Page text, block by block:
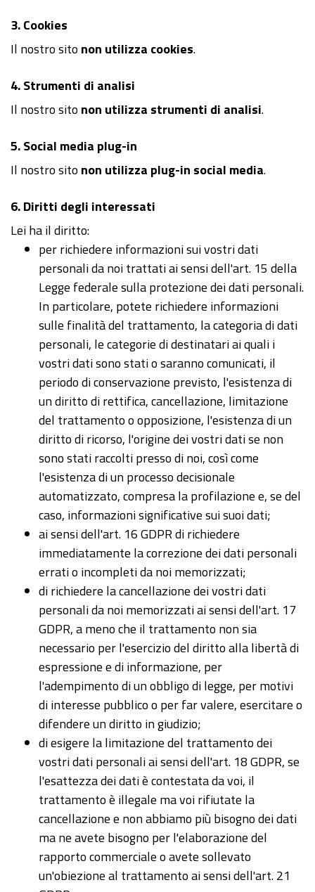
3. Cookies
Il nostro sito non utilizza cookies.
4. Strumenti di analisi
Il nostro sito non utilizza strumenti di analisi.
5. Social media plug-in
Il nostro sito non utilizza plug-in social media.
6. Diritti degli interessati
Lei ha il diritto:
per richiedere informazioni sui vostri dati
personali da noi trattati ai sensi dell'art. 15 della
Legge federale sulla protezione dei dati personali.
In particolare, potete richiedere informazioni
sulle finalità del trattamento, la categoria di dati
personali, le categorie di destinatari ai quali i
vostri dati sono stati o saranno comunicati, il
periodo di conservazione previsto, l'esistenza di
un diritto di rettifica, cancellazione, limitazione
del trattamento o opposizione, l'esistenza di un
diritto di ricorso, l'origine dei vostri dati se non
sono stati raccolti presso di noi, così come
l'esistenza di un processo decisionale
automatizzato, compresa la profilazione e, se del
caso, informazioni significative sui suoi dati;
ai sensi dell'art. 16 GDPR di richiedere
immediatamente la correzione dei dati personali
errati o incompleti da noi memorizzati;
di richiedere la cancellazione dei vostri dati
personali da noi memorizzati ai sensi dell'art. 17
GDPR, a meno che il trattamento non sia
necessario per l'esercizio del diritto alla libertà di
espressione e di informazione, per
l'adempimento di un obbligo di legge, per motivi
di interesse pubblico o per far valere, esercitare o
difendere un diritto in giudizio;
di esigere la limitazione del trattamento dei
vostri dati personali ai sensi dell'art. 18 GDPR, se
l'esattezza dei dati è contestata da voi, il
trattamento è illegale ma voi rifiutate la
cancellazione e non abbiamo più bisogno dei dati
ma ne avete bisogno per l'elaborazione del
rapporto commerciale o avete sollevato
un'obiezione al trattamento ai sensi dell'art. 21